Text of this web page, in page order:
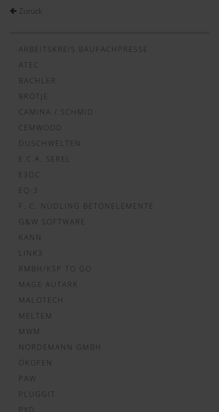
Zurück
ARBEITSKREIS BAUFACHPRESSE
ATEC
BACHLER
BRÖTJE
CAMINA / SCHMID
CEMWOOD
DUSCHWELTEN
E.C.A. SEREL
E3DC
EQ-3
F. C. NÜDLING BETONELEMENTE
G&W SOFTWARE
KANN
LINK3
RMBH/KSP TO GO
MAGE AUTARK
MALOTECH
MELTEM
MWM
NORDEMANN GMBH
ÖKOFEN
PAW
PLUGGIT
PYD